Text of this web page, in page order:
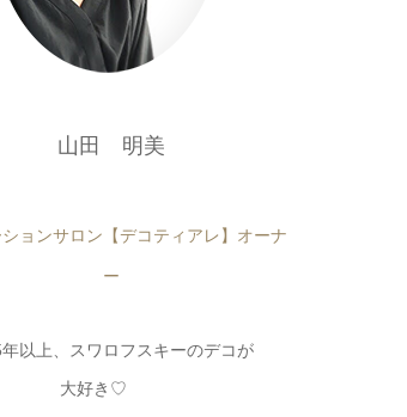
山田 明美
ョンサロン【デコティアレ】オーナ
ー
以上、スワロフスキーのデコが
大好き♡